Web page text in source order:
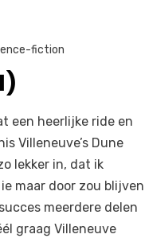
fiction
een heerlijke ride en
Villeneuve’s Dune
lekker in, dat ik
maar door zou blijven
meerdere delen
graag Villeneuve